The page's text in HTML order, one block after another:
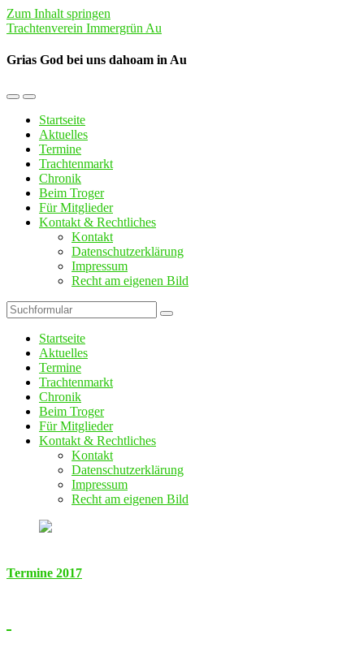
Zum Inhalt springen
Trachtenverein Immergrün Au
Grias God bei uns dahoam in Au
Mobil-
umschalten
Suchfeld
umschalten
Startseite
Aktuelles
Termine
Trachtenmarkt
Chronik
Beim Troger
Für Mitglieder
Kontakt & Rechtliches
Kontakt
Datenschutzerklärung
Impressum
Recht am eigenen Bild
Suchen
Startseite
Aktuelles
Termine
Trachtenmarkt
Chronik
Beim Troger
Für Mitglieder
Kontakt & Rechtliches
Kontakt
Datenschutzerklärung
Impressum
Recht am eigenen Bild
Termine 2017